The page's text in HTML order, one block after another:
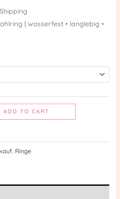
| wasserfest • langlebig •
ADD TO CART
, Ringe